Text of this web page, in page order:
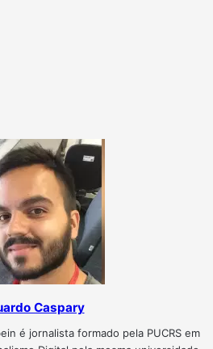
Caspary
é jornalista formado pela PUCRS em